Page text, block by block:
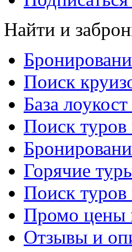
Найти и
Поиск
База
Поиск
Горячие
Поиск
Промо цены
Отзывы и